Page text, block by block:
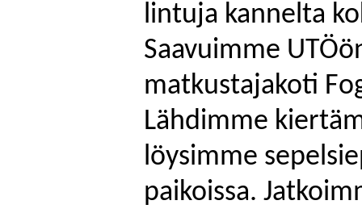
lintuja kannelta
Saavuimme
matkustajakoti
Lähdimme
löysimme
paikoissa.